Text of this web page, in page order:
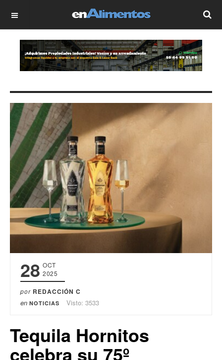
OFF CANVAS
28 OCT
2025
por REDACCIÓN C
en NOTICIAS Visto: 3533
Tequila Hornitos
celebra su 75º